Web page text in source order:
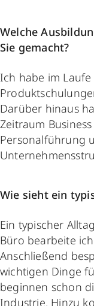
Welche
Sie gemacht?
Ich habe im Laufe
Darüber hinaus
Zeitraum
Personalführung
Wie sieht ein
Ein typischer
Büro bearbeite
Anschließend
wichtigen Dinge
beginnen schon
Industrie. Hinzu